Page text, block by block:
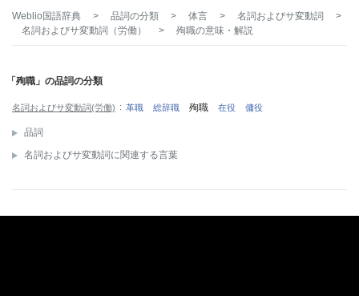
Weblio国語辞典 > 品詞の分類 > 体言 > 名詞およびサ変動詞
>
名詞およびサ変動詞（労働）
> 殉職の意味・解説
「殉職」の品詞の分類
名詞およびサ変動詞(労働) 革職 総辞職 殉職 在役 傭役
品詞
名詞およびサ変動詞に関連する言葉